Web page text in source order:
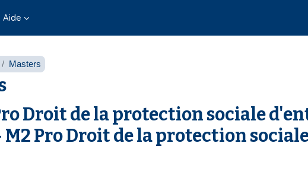
Aide
Masters
Droit de la protection sociale
M2 Pro Droit de la protection